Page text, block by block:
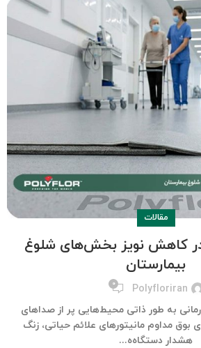
مقالات
کاهش نویز بخش‌های شلوغ
بیمارستان
Polyfloriran ۰
به طور ذاتی محیط‌هایی پر از صداهای
مداوم مانیتورهای علائم حیاتی، زنگ
هشدار دستگاه‌ه...